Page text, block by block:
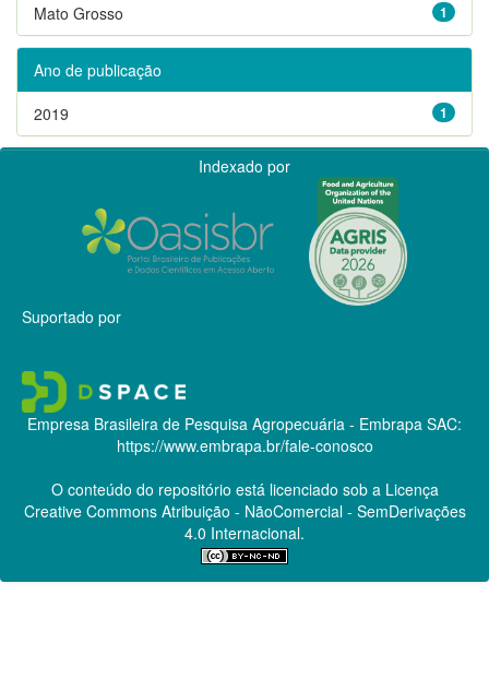
1
Mato Grosso
Ano de publicação
1
2019
Indexado por
Suportado por
Empresa Brasileira de Pesquisa Agropecuária - Embrapa SAC:
https://www.embrapa.br/fale-conosco
O conteúdo do repositório está licenciado sob a Licença
Creative CommonsAtribuição - NãoComercial - SemDerivações
4.0 Internacional.